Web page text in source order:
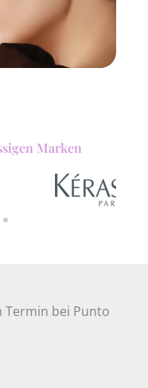
Marken
Termin bei Punto